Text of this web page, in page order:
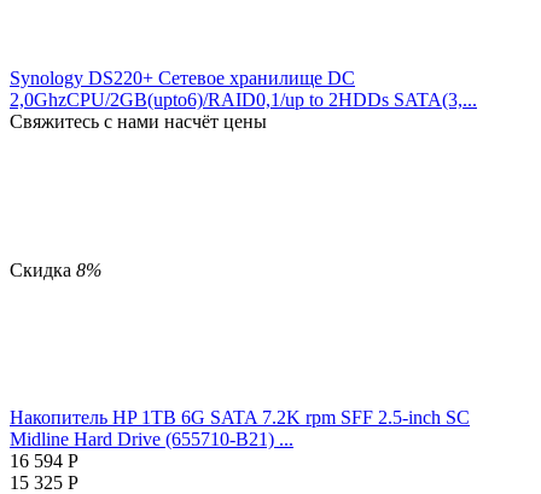
Synology DS220+ Сетевое хранилище DC
2,0GhzCPU/2GB(upto6)/RAID0,1/up to 2HDDs SATA(3,...
Свяжитесь с нами насчёт цены
Скидка 8%
Накопитель HP 1TB 6G SATA 7.2K rpm SFF 2.5-inch SC
Midline Hard Drive (655710-B21) ...
16 594 Р
15 325 Р